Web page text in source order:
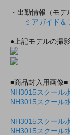
・出勤情報（モ
ミアガイド＆
●上記モデルの撮
■商品封入用画像■
NH3015スクール
NH3015スクール
NH3015スクール
NH3015スクール